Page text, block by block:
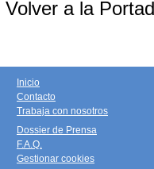
Volver a la
Inicio
Contacto
Trabaja con nosotros
Dossier de Prensa
F.A.Q.
Gestionar cookies